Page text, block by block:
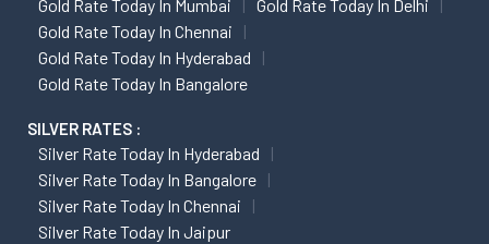
Gold Rate Today In Mumbai
Gold Rate Today In Delhi
Gold Rate Today In Chennai
Gold Rate Today In Hyderabad
Gold Rate Today In Bangalore
SILVER RATES :
Silver Rate Today In Hyderabad
Silver Rate Today In Bangalore
Silver Rate Today In Chennai
Silver Rate Today In Jaipur